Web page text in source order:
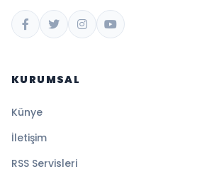
KURUMSAL
Künye
İletişim
RSS Servisleri